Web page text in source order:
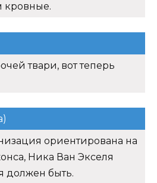
кровные.
твари, вот теперь
ориентирована на
Ника Ван Экселя
должен быть.